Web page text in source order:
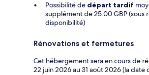
Possibilité de départ tardif
supplément de 25.00 GBP (sous
disponibilité)
Rénovations et fermetures
Cet hébergement sera en cours de
22 juin 2026 au 31 août 2026 (la date